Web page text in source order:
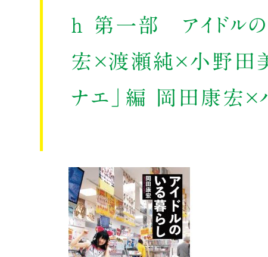
ｈ 第一部 アイドル
宏×渡瀬純×小野田美
ナエ」編 岡田康宏×